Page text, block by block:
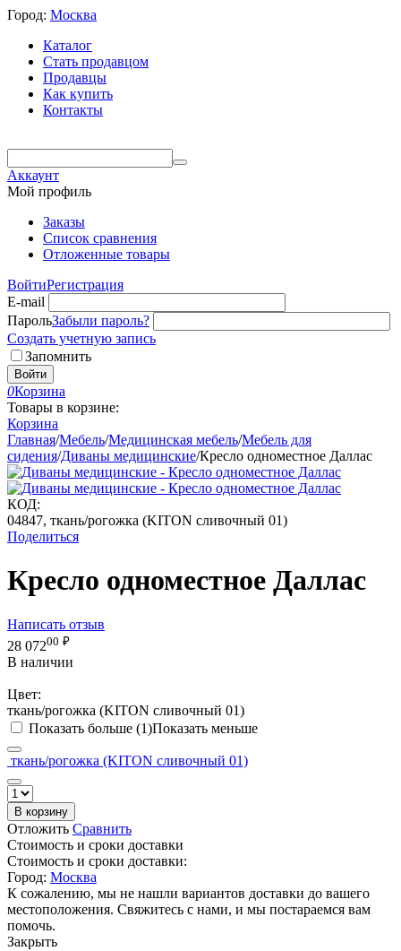
Город: Москва
Каталог
Стать продавцом
Продавцы
Как купить
Контакты
Аккаунт
Мой профиль
Заказы
Список сравнения
Отложенные товары
ВойтиРегистрация
E-mail
ПарольЗабыли пароль?
Создать учетную запись
Запомнить
Войти
0Корзина
Товары в корзине:
Корзина
Главная/Мебель/Медицинская мебель/Мебель для
сидения/Диваны медицинские/Кресло одноместное Даллас
КОД:
04847, ткань/рогожка (KITON сливочный 01)
Поделиться
Кресло одноместное Даллас
Написать отзыв
28 07200 ₽
В наличии
Цвет:
ткань/рогожка (KITON сливочный 01)
Показать больше (1)Показать меньше
ткань/рогожка (KITON сливочный 01)
В корзину
Отложить Сравнить
Стоимость и сроки доставки
Стоимость и сроки доставки:
Город: Москва
К сожалению, мы не нашли вариантов доставки до вашего
местоположения. Свяжитесь с нами, и мы постараемся вам
помочь.
Закрыть